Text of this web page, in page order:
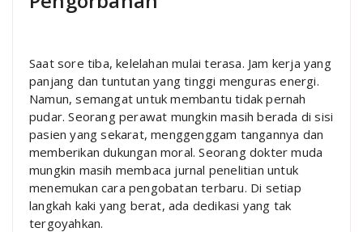
Saat sore tiba, kelelahan mulai terasa. Jam kerja yang
panjang dan tuntutan yang tinggi menguras energi.
Namun, semangat untuk membantu tidak pernah
pudar. Seorang perawat mungkin masih berada di sisi
pasien yang sekarat, menggenggam tangannya dan
memberikan dukungan moral. Seorang dokter muda
mungkin masih membaca jurnal penelitian untuk
menemukan cara pengobatan terbaru. Di setiap
langkah kaki yang berat, ada dedikasi yang tak
tergoyahkan.